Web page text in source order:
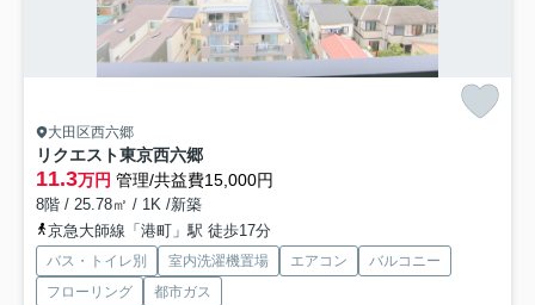
大田区西六郷
リクエスト東京西六郷
11.3万円 管理/共益費15,000円
8階 / 25.78㎡ / 1K /新築
京急大師線「港町」駅 徒歩17分
バス・トイレ別 室内洗濯機置場 エアコン
バルコニー
フローリング
都市ガス